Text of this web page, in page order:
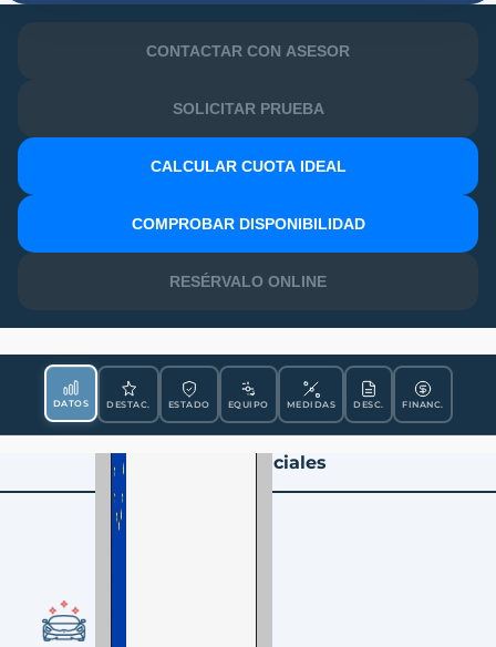
CONTACTAR CON ASESOR
SOLICITAR PRUEBA
CALCULAR CUOTA IDEAL
COMPROBAR DISPONIBILIDAD
RESÉRVALO ONLINE
DATOS DESTAC. ESTADO EQUIPO MEDIDAS DESC. FINANC.
Datos Esenciales